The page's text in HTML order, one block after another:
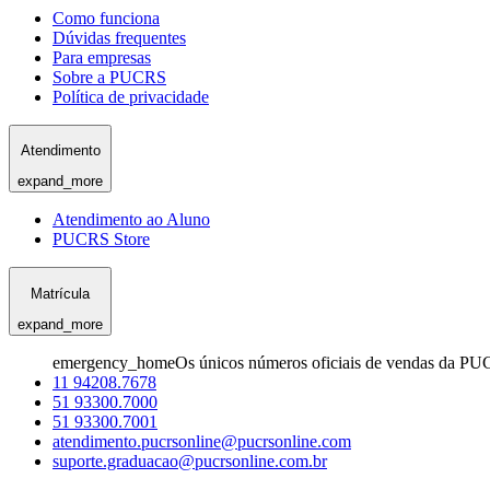
Como funciona
Dúvidas frequentes
Para empresas
Sobre a PUCRS
Política de privacidade
Atendimento
expand_more
Atendimento ao Aluno
PUCRS Store
Matrícula
expand_more
emergency_homeOs únicos números oficiais de vendas da
11 94208.7678
51 93300.7000
51 93300.7001
atendimento.pucrsonline@pucrsonline.com
suporte.graduacao@pucrsonline.com.br